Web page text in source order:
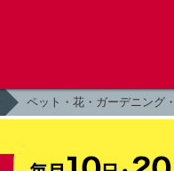
ペット・花・ガーデニング